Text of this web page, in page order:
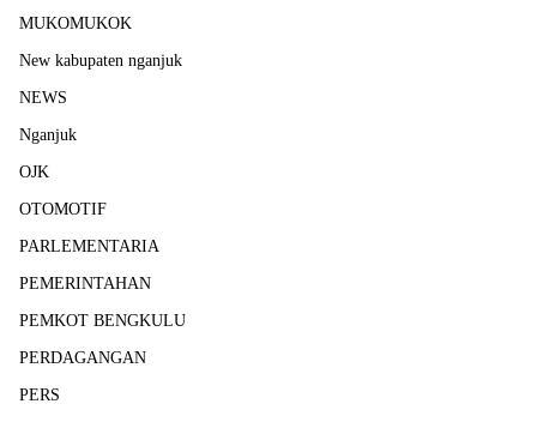
MUKOMUKOK
New kabupaten nganjuk
NEWS
Nganjuk
OJK
OTOMOTIF
PARLEMENTARIA
PEMERINTAHAN
PEMKOT BENGKULU
PERDAGANGAN
PERS